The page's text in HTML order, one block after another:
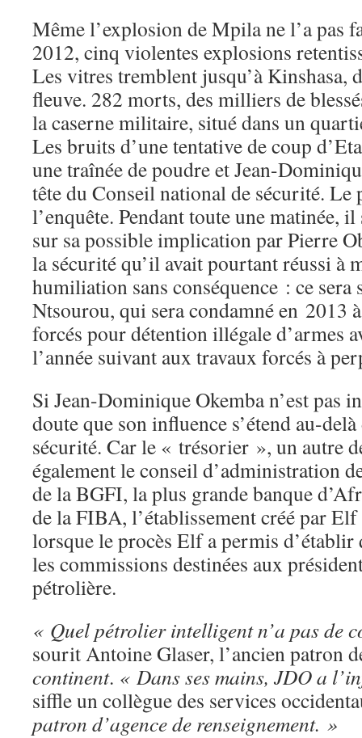
Même l’explosion de Mpila ne l’a pas
2012, cinq violentes explosions
Les vitres tremblent jusqu’à Kinshasa,
fleuve. 282 morts, des milliers de
la caserne militaire, situé dans un
Les bruits d’une tentative de coup
une traînée de poudre et Jean-
tête du Conseil national de sécurité. Le
l’enquête. Pendant toute une matinée,
sur sa possible implication par Pierre
la sécurité qu’il avait pourtant réussi à
humiliation sans conséquence : ce
Ntsourou, qui sera condamné en 2013
forcés pour détention illégale d’armes
l’année suivant aux travaux forcés à
Si Jean-Dominique Okemba n’est pas
doute que son influence s’étend au-
sécurité. Car le « trésorier », un autre
également le conseil d’administration
de la BGFI, la plus grande banque
de la FIBA, l’établissement créé par
lorsque le procès Elf a permis
les commissions destinées aux
pétrolière.
« Quel pétrolier intelligent n’a pas de
sourit Antoine Glaser, l’ancien patron
continent. « Dans ses mains, JDO a
siffle un collègue des services
patron d’agence de renseignement. »